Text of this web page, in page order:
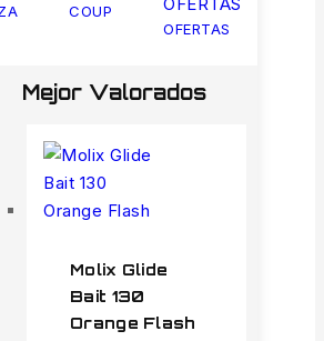
COUP
OFERTAS
Mejor Valorados
Molix Glide
Bait 130
Orange Flash